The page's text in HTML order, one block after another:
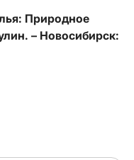
Природное
– Новосибирск: